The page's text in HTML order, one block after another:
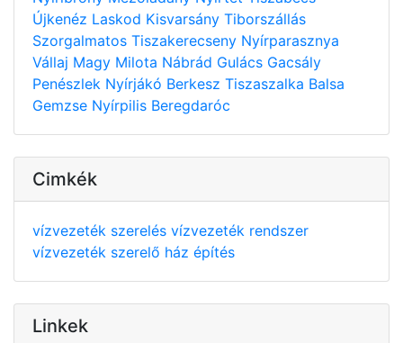
Újkenéz Laskod Kisvarsány Tiborszállás
Szorgalmatos Tiszakerecseny Nyírparasznya
Vállaj Magy Milota Nábrád Gulács Gacsály
Penészlek Nyírjákó Berkesz Tiszaszalka Balsa
Gemzse Nyírpilis Beregdaróc
Cimkék
vízvezeték szerelés vízvezeték rendszer
vízvezeték szerelő ház építés
Linkek